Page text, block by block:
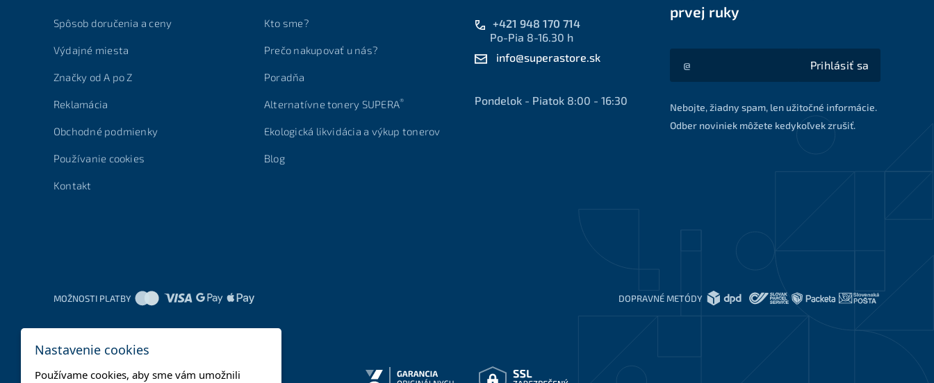
Spôsob doručenia a ceny
Výdajné miesta
Značky od A po Z
Reklamácia
Obchodné podmienky
Používanie cookies
Kontakt
Kto sme?
Prečo nakupovať u nás?
Poradňa
Alternatívne tonery SUPERA®
Ekologická likvidácia a výkup tonerov
Blog
+421 948 170 714
Po-Pia 8-16.30 h
info@superastore.sk
Pondelok - Piatok 8:00 - 16:30
prvej ruky
Akcie a zľavy na váš e-mail z prvej ruky
Prihlásiť sa
Nebojte, žiadny spam, len užitočné informácie.
Odber noviniek môžete kedykoľvek zrušiť.
MOŽNOSTI PLATBY DOPRAVNÉ METÓDY
Nastavenie cookies
Používame cookies, aby sme vám umožnili